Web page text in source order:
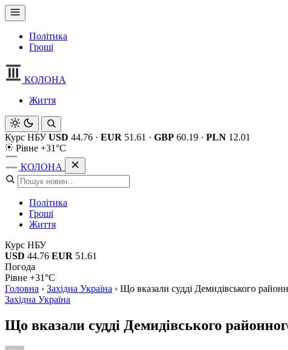
Політика
Гроші
КОЛОНА
Життя
Курс НБУ USD 44.76 · EUR 51.61 · GBP 60.19 · PLN 12.01
Рівне +31°C
КОЛОНА
Політика
Гроші
Життя
Курс НБУ
USD 44.76 EUR 51.61
Погода
Рівне +31°C
Головна › Західна Україна › Що вказали судді Демидівського
Західна Україна
Що вказали судді Демидівського